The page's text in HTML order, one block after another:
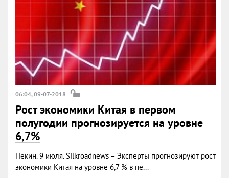
06:04, 09-07-2018
Рост экономики Китая в первом
полугодии прогнозируется на уровне
6,7%
Пекин. 9 июля. Silkroadnews – Эксперты прогнозируют рост
экономики Китая на уровне 6,7 % в пе...